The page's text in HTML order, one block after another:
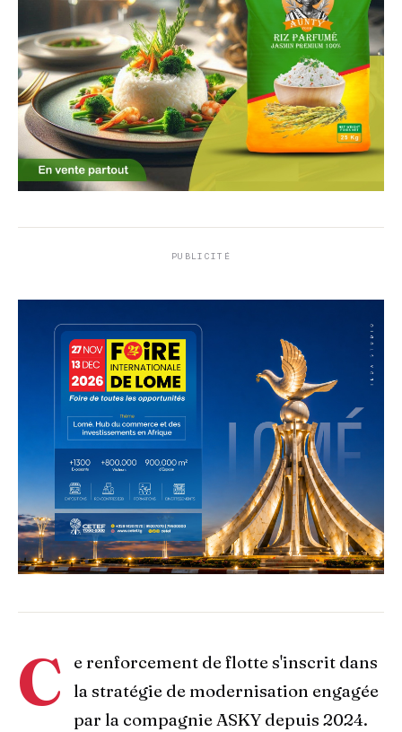
PUBLICITÉ
C
e renforcement de flotte s'inscrit dans
la stratégie de modernisation engagée
par la compagnie ASKY depuis 2024.